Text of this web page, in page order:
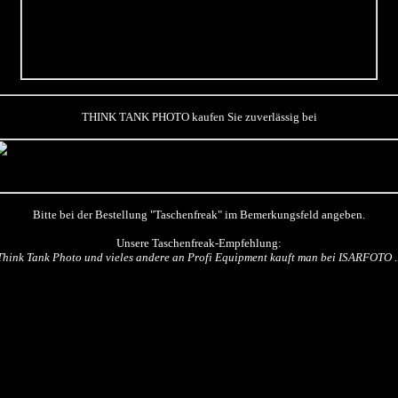
THINK TANK PHOTO kaufen Sie zuverlässig bei
Bitte bei der Bestellung "Taschenfreak" im Bemerkungsfeld angeben.
Unsere Taschenfreak-Empfehlung:
Tank Photo und vieles andere an Profi Equipment kauft man bei ISARFOTO